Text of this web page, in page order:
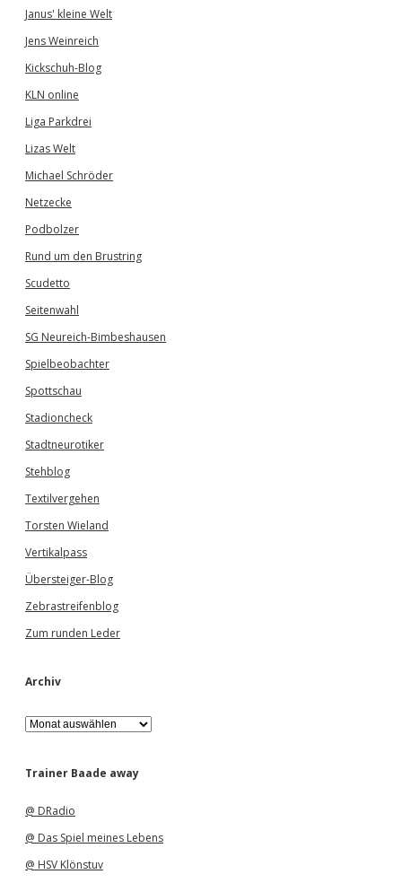
Janus' kleine Welt
Jens Weinreich
Kickschuh-Blog
KLN online
Liga Parkdrei
Lizas Welt
Michael Schröder
Netzecke
Podbolzer
Rund um den Brustring
Scudetto
Seitenwahl
SG Neureich-Bimbeshausen
Spielbeobachter
Spottschau
Stadioncheck
Stadtneurotiker
Stehblog
Textilvergehen
Torsten Wieland
Vertikalpass
Übersteiger-Blog
Zebrastreifenblog
Zum runden Leder
Archiv
A
r
h
Trainer Baade away
@ DRadio
@ Das Spiel meines Lebens
@ HSV Klönstuv